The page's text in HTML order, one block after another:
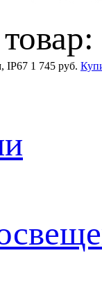
IP67 1 745 руб.